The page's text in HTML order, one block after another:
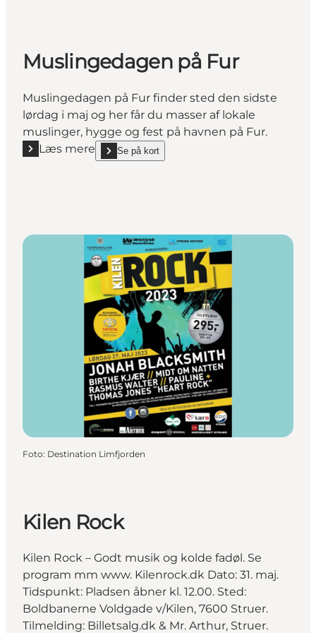
Muslingedagen på Fur
Muslingedagen på Fur finder sted den sidste
lørdag i maj og her får du masser af lokale
muslinger, hygge og fest på havnen på Fur.
Læs mere
Læs mere "Muslingedagen på Fur"
Se på kort
show Muslingedagen på Fur on_map
Foto: Destination Limfjorden
Kilen Rock
Kilen Rock – Godt musik og kolde fadøl. Se
program mm www. Kilenrock.dk Dato: 31. maj.
Tidspunkt: Pladsen åbner kl. 12.00. Sted:
Boldbanerne Voldgade v/Kilen, 7600 Struer.
Tilmelding: Billetsalg.dk & Mr. Arthur, Struer.